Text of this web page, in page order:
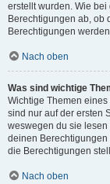
erstellt wurden. Wie
Berechtigungen ab, ob
Berechtigungen
Nach oben
Was sind wichtige
Wichtige Themen
sind nur auf der ersten
weswegen du sie
deinen
die Berechtigungen
Nach oben